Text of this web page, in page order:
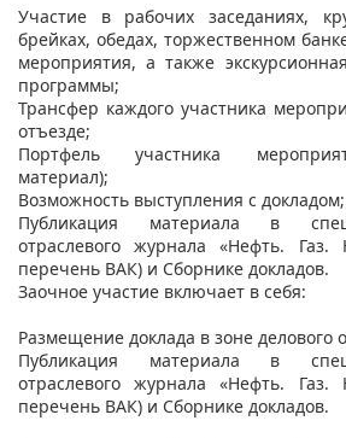
Участие в рабочих заседаниях,
брейках, обедах, торжественном
мероприятия, а также
программы;
Трансфер каждого участника
отъезде;
Портфель участника
материал);
Возможность выступления с докладом;
Публикация материала в
отраслевого журнала «Нефть. Газ.
перечень ВАК) и Сборнике докладов.
Заочное участие включает в себя:
Размещение доклада в зоне делового
Публикация материала в
отраслевого журнала «Нефть. Газ.
перечень ВАК) и Сборнике докладов.